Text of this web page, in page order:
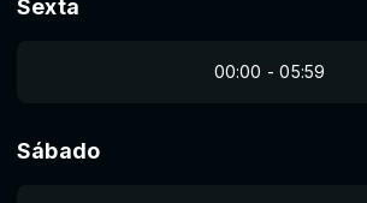
Sexta
00:00 - 05:59
Sábado